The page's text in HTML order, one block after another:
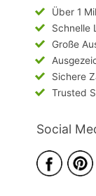
Über 1
Schnelle
Große
Sichere
Trusted
Social